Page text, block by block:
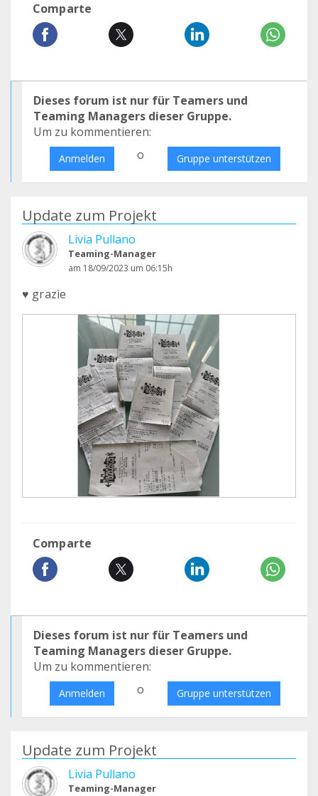
Comparte
Dieses forum ist nur für Teamers und
Teaming Managers dieser Gruppe.
Um zu kommentieren:
Anmelden o Gruppe unterstützen
Update zum Projekt
Livia Pullano
Teaming-Manager
am 18/09/2023 um 06:15h
♥️ grazie
Comparte
Dieses forum ist nur für Teamers und
Teaming Managers dieser Gruppe.
Um zu kommentieren:
Anmelden o Gruppe unterstützen
Update zum Projekt
Livia Pullano
Teaming-Manager